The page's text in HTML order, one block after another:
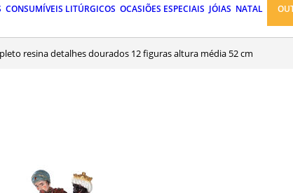
CONSUMÍVEIS LITÚRGICOS OCASIÕES ESPECIAIS JÓIAS NATAL
resina detalhes dourados 12 figuras altura média 52 cm